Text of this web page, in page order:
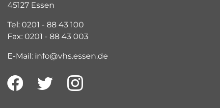
45127 Essen
Tel: 0201 - 88 43 100
Fax: 0201 - 88 43 003
E-Mail: info@vhs.essen.de